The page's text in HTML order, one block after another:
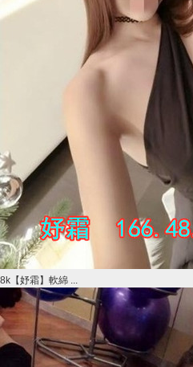
8k【妤霜】軟綿 ...